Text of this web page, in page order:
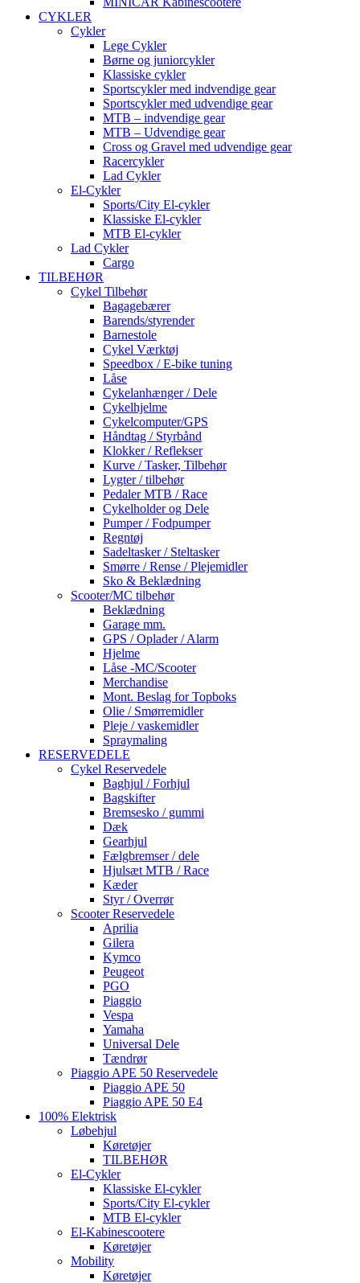
CYKLER
Cykler
Lege Cykler
Børne og juniorcykler
Klassiske cykler
Sportscykler med indvendige gear
Sportscykler med udvendige gear
MTB – indvendige gear
MTB – Udvendige gear
Cross og Gravel med udvendige gear
Racercykler
Lad Cykler
El-Cykler
Sports/City El-cykler
Klassiske El-cykler
MTB El-cykler
Lad Cykler
Cargo
TILBEHØR
Cykel Tilbehør
Bagagebærer
Barends/styrender
Barnestole
Cykel Værktøj
Speedbox / E-bike tuning
Låse
Cykelanhænger / Dele
Cykelhjelme
Cykelcomputer/GPS
Håndtag / Styrbånd
Klokker / Reflekser
Kurve / Tasker, Tilbehør
Lygter / tilbehør
Pedaler MTB / Race
Cykelholder og Dele
Pumper / Fodpumper
Regntøj
Sadeltasker / Steltasker
Smørre / Rense / Plejemidler
Sko & Beklædning
Scooter/MC tilbehør
Beklædning
Garage mm.
GPS / Oplader / Alarm
Hjelme
Låse -MC/Scooter
Merchandise
Mont. Beslag for Topboks
Olie / Smørremidler
Pleje / vaskemidler
Spraymaling
RESERVEDELE
Cykel Reservedele
Baghjul / Forhjul
Bagskifter
Bremsesko / gummi
Dæk
Gearhjul
Fælgbremser / dele
Hjulsæt MTB / Race
Kæder
Styr / Overrør
Scooter Reservedele
Aprilia
Gilera
Kymco
Peugeot
PGO
Piaggio
Vespa
Yamaha
Universal Dele
Tændrør
Piaggio APE 50 Reservedele
Piaggio APE 50
Piaggio APE 50 E4
100% Elektrisk
Løbehjul
Køretøjer
TILBEHØR
El-Cykler
Klassiske El-cykler
Sports/City El-cykler
MTB El-cykler
El-Kabinescootere
Køretøjer
Mobility
Køretøjer